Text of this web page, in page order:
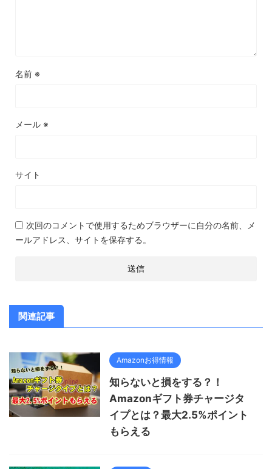
名前 ※
メール ※
サイト
次回のコメントで使用するためブラウザーに自分の名前、メ
ールアドレス、サイトを保存する。
関連記事
Amazonお得情報
知らないと損をする？！
Amazonギフト券チャージタ
イプとは？最大2.5%ポイント
もらえる